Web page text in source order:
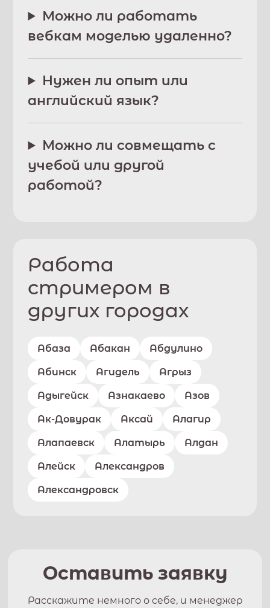
Можно ли работать
вебкам моделью удаленно?
Нужен ли опыт или
английский язык?
Можно ли совмещать с
учебой или другой
работой?
Работа
стримером в
других городах
Абаза Абакан Абдулино
Абинск Агидель Агрыз
Адыгейск Азнакаево Азов
Ак-Довурак Аксай Алагир
Алапаевск Алатырь Алдан
Алейск Александров
Александровск
Оставить заявку
Расскажите немного о себе, и менеджер